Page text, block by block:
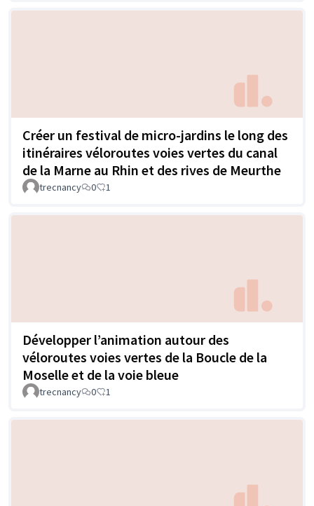
Créer un festival de micro-jardins le long des
itinéraires véloroutes voies vertes du canal
de la Marne au Rhin et des rives de Meurthe
trecnancy 0 1
Développer l’animation autour des
véloroutes voies vertes de la Boucle de la
Moselle et de la voie bleue
trecnancy 0 1